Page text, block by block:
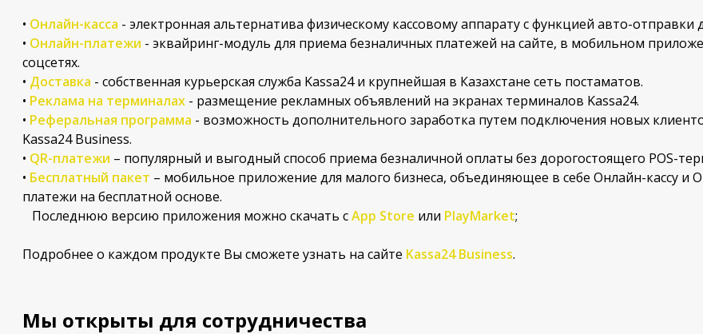
​• Онлайн-касса - электронная альтернатива физическому кассовому аппарату с функцией авто-
• Онлайн-платежи - эквайринг-модуль для приема безналичных платежей на сайте, в мобильном
соцсетях.
• Доставка - собственная курьерская служба Kassa24 и крупнейшая в Казахстане сеть постаматов.
• Реклама на терминалах - размещение рекламных объявлений на экранах терминалов Kassa24.
• Реферальная программа - возможность дополнительного заработка путем подключения новых
Kassa24 Business.
• QR-платежи – популярный и выгодный способ приема безналичной оплаты без дорогостоящего POS-
• Бесплатный пакет – мобильное приложение для малого бизнеса, объединяющее в себе Онлайн-кассу и
платежи на бесплатной основе.
Последнюю версию приложения можно скачать сApp Store или PlayMarket;
Подробнее о каждом продукте Вы сможете узнать на сайте Kassa24 Business.
Мы открыты для сотрудничества